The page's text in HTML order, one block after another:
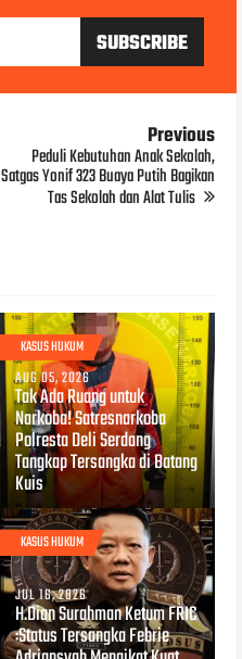
Previous
Peduli Kebutuhan Anak Sekolah,
Satgas Yonif 323 Buaya Putih Bagikan
Tas Sekolah dan Alat Tulis
KASUS HUKUM
AUG 05, 2026
Tak Ada Ruang untuk
Narkoba! Satresnarkoba
Polresta Deli Serdang
Tangkap Tersangka di Batang
Kuis
KASUS HUKUM
JUL 16, 2026
H.Dian Surahman Ketum FRIC
:Status Tersangka Febrie